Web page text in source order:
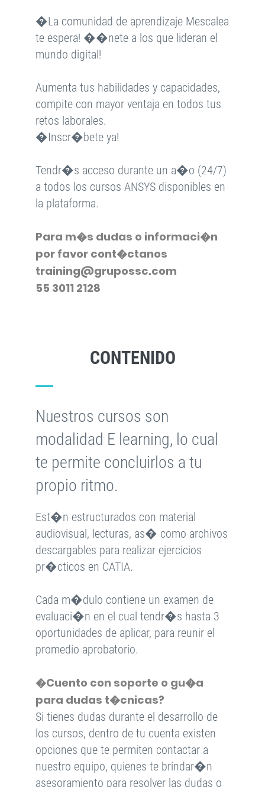
�La comunidad de aprendizaje Mescalea
te espera! ��nete a los que lideran el
mundo digital!
Aumenta tus habilidades y capacidades,
compite con mayor ventaja en todos tus
retos laborales.
�Inscr�bete ya!
Tendr�s acceso durante un a�o (24/7)
a todos los cursos ANSYS disponibles en
la plataforma.
Para m�s dudas o informaci�n
por favor cont�ctanos
training@grupossc.com
55 3011 2128
CONTENIDO
Nuestros cursos son
modalidad E learning, lo cual
te permite concluirlos a tu
propio ritmo.
Est�n estructurados con material
audiovisual, lecturas, as� como archivos
descargables para realizar ejercicios
pr�cticos en CATIA.
Cada m�dulo contiene un examen de
evaluaci�n en el cual tendr�s hasta 3
oportunidades de aplicar, para reunir el
promedio aprobatorio.
�Cuento con soporte o gu�a
para dudas t�cnicas?
Si tienes dudas durante el desarrollo de
los cursos, dentro de tu cuenta existen
opciones que te permiten contactar a
nuestro equipo, quienes te brindar�n
asesoramiento para resolver las dudas o